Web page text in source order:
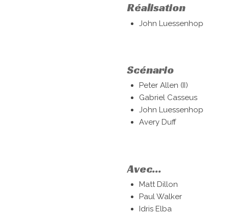
Réalisation
John Luessenhop
Scénario
Peter Allen (II)
Gabriel Casseus
John Luessenhop
Avery Duff
Avec...
Matt Dillon
Paul Walker
Idris Elba